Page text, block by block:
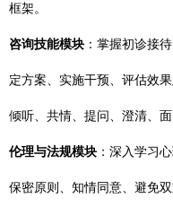
框架。
咨询技能模块 ：掌握初诊接
定方案、实施干预、评估效
倾听、共情、提问、澄清、面
伦理与法规模块 ：深入学习
保密原则、知情同意、避免